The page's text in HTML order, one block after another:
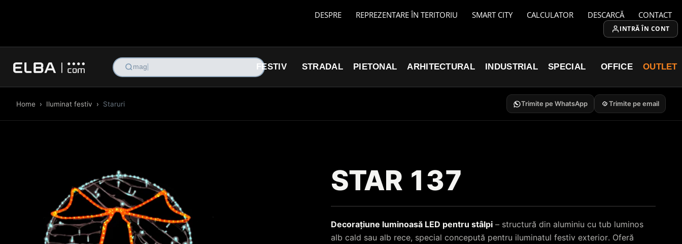
DESPRE REPREZENTARE ÎN TERITORIU SMART CITY CALCULATOR DESCARCĂ CONTACT
INTRĂ ÎN CONT
magazine reta FESTIV STRADAL PIETONAL ARHITECTURAL INDUSTRIAL SPECIAL OFFICE OUTLET
Home › Iluminat festiv › Staruri Trimite pe WhatsApp Trimite pe email
STAR 137
Decorațiune luminoasă LED pentru stâlpi – structură din aluminiu cu tub luminos
alb cald sau alb rece, special concepută pentru iluminatul festiv exterior. Oferă